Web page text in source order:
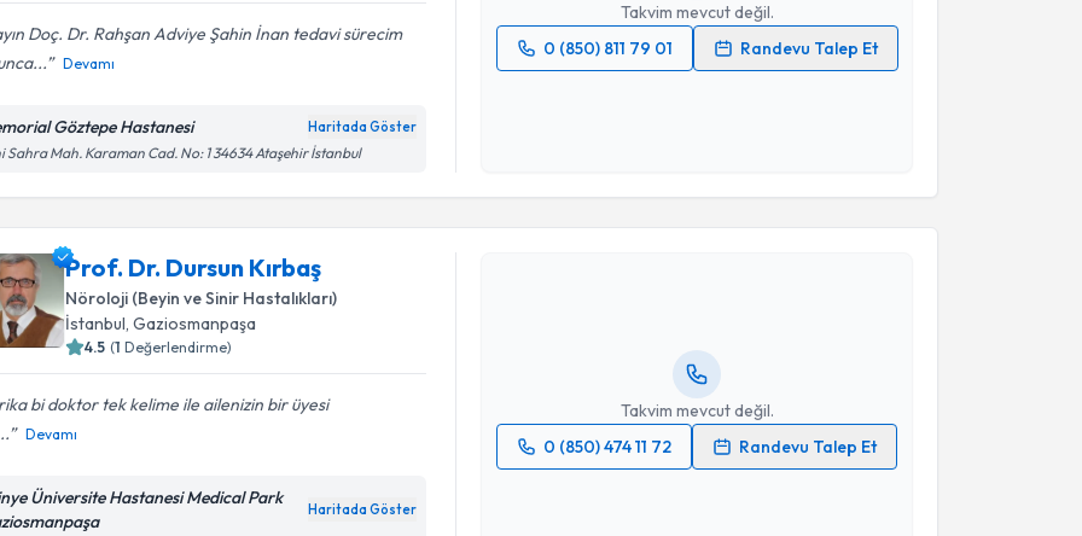
Doç. Dr. Rahşan Adviye Şahin İnan tedavi sürecim
Devamı
Göztepe Hastanesi Haritada Göster
Sahra Mah. Karaman Cad. No: 1 34634 Ataşehir İstanbul
Takvim mevcut değil.
0 (850) 811 79 01
Randevu Talep Et
Prof. Dr. Dursun Kırbaş
Nöroloji (Beyin ve Sinir Hastalıkları)
İstanbul , Gaziosmanpaşa
4.5 (1 Değerlendirme)
bi doktor tek kelime ile ailenizin bir üyesi
Devamı
Üniversite Hastanesi Medical Park
Haritada Göster
Takvim mevcut değil.
0 (850) 474 11 72
Randevu Talep Et